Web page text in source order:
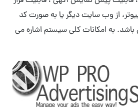
از وب سایت دیگر یا به صورت کد
به امکانات کلی سیستم اشاره می